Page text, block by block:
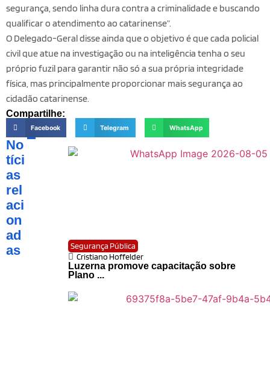
segurança, sendo linha dura contra a criminalidade e buscando
qualificar o atendimento ao catarinense”.
O Delegado-Geral disse ainda que o objetivo é que cada policial
civil que atue na investigação ou na inteligência tenha o seu
próprio fuzil para garantir não só a sua própria integridade
física, mas principalmente proporcionar mais segurança ao
cidadão catarinense.
Compartilhe:
Facebook Telegram WhatsApp
No
tíci
as
rel
aci
on
ad
as
Segurança Pública
Cristiano Hoffelder
Luzerna promove capacitação sobre
Plano ...